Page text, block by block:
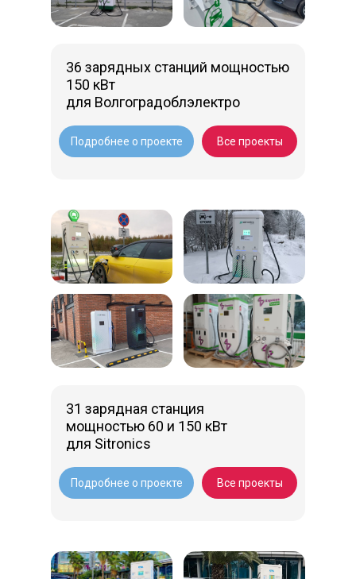
36 зарядных станций мощностью
150 кВт
для Волгоградоблэлектро
Подробнее о проекте Все проекты
31 зарядная станция
мощностью 60 и 150 кВт
для Sitronics
Подробнее о проекте Все проекты